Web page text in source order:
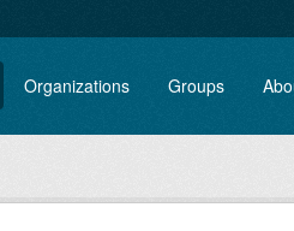
Organizations Groups